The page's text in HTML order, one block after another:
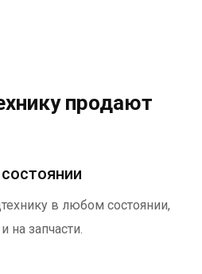
продают
в любом состоянии,
на запчасти.